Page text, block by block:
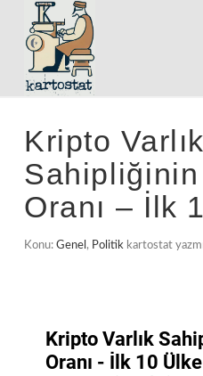
Kripto Varlık
Oranı – İlk
Konu: Genel , Politik kartostat